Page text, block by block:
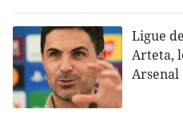
Ligue
Arteta,
Arsenal